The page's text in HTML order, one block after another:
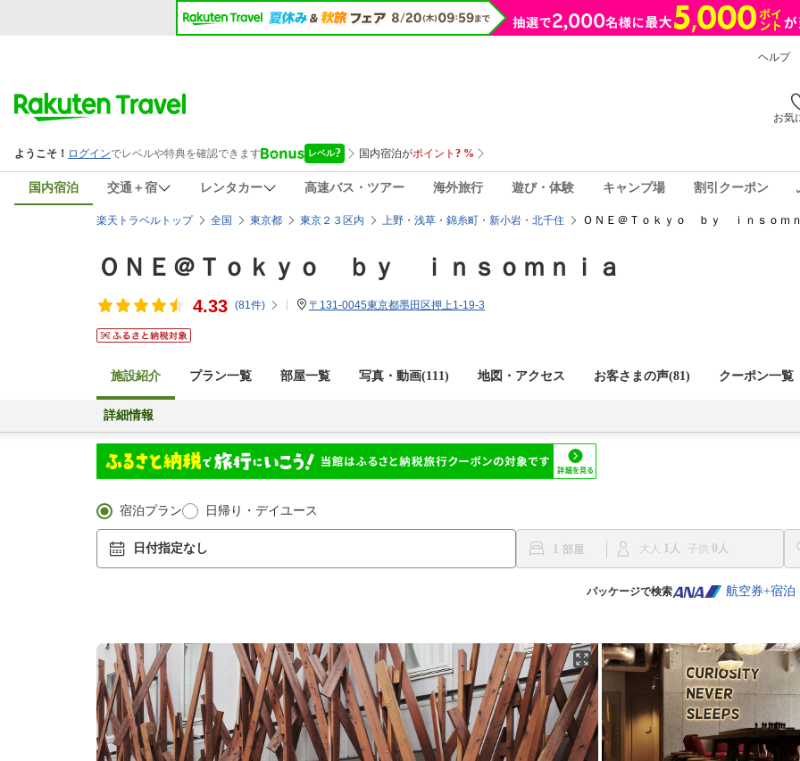
ヘルプ
お気
国内宿泊 交通＋宿 レンタカー 高速バス・ツアー 海外旅行 遊び・体験 キャンプ場 割引クーポン
楽天トラベルトップ 全国 東京都 東京２３区内 上野・浅草・錦糸町・新小岩・北千住 ＯＮＥ＠Ｔｏｋｙｏ ｂｙ ｉｎｓｏｍ
ＯＮＥ＠Ｔｏｋｙｏ ｂｙ ｉｎｓｏｍｎｉａ
4.33 (81件) 〒131-0045東京都墨田区押上1-19-3
施設紹介 プラン一覧 部屋一覧 写真・動画(111) 地図・アクセス お客さまの声(81) クーポン一覧
詳細情報
宿泊プラン 日帰り・デイユース
日付指定なし 1 大人 1 子供 0
パッケージで検索 航空券+宿泊